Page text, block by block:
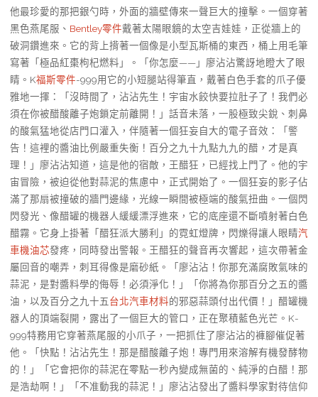
他最珍愛的那把銀勺時，外面的牆壁傳來一聲巨大的撞擊。一個穿著
黑色燕尾服、 Bentley零件戴著太陽眼鏡的太空吉娃娃，正從牆上的
破洞鑽進來。它的背上揹著一個像是小型瓦斯桶的東西，桶上用毛筆
寫著「極品紅棗枸杞燃料」。「你怎麼——」廖沾沾驚訝地瞪大了眼
睛。K福斯零件-999用它的小短腿站得筆直，戴著白色手套的爪子優
雅地一揮：「沒時間了，沾沾先生！宇宙水餃快要拉肚子了！我們必
須在你被醋酸離子炮鎖定前離開！」話音未落，一股極致尖銳、刺鼻
的酸氣猛地從店門口灌入，伴隨著一個狂妄自大的電子音效：「警
告！這裡的醬油比例嚴重失衡！百分之九十九點九九的醋，才是真
理！」廖沾沾知道，這是他的宿敵，王醋狂，已經找上門了。他的宇
宙冒險，被迫從他對蒜泥的焦慮中，正式開始了。一個狂妄的影子佔
滿了那扇被撞破的牆門邊緣，光線一瞬間被極端的酸氣扭曲。一個閃
閃發光、像醋罐的機器人緩緩漂浮進來，它的底座還不斷噴射著白色
醋霧。它身上掛著「醋狂派大勝利」的霓虹燈牌，閃爍得讓人眼睛汽
車機油芯發疼，同時發出警報。王醋狂的聲音再次響起，這次帶著金
屬回音的嘲弄，刺耳得像是磨砂紙。「廖沾沾！你那充滿腐敗氣味的
蒜泥，是對醬料學的侮辱！必須淨化！」「你將為你那百分之五的醬
油，以及百分之九十五台北汽車材料的邪惡蒜頭付出代價！」醋罐機
器人的頂端裂開，露出了一個巨大的管口，正在聚積藍色光芒。K-
999特務用它穿著燕尾服的小爪子，一把抓住了廖沾沾的褲腳催促著
他。「快點！沾沾先生！那是醋酸離子炮！專門用來溶解有機發酵物
的！」「它會把你的蒜泥在零點一秒內變成無菌的、純淨的白醋！那
是浩劫啊！」「不准動我的蒜泥！」廖沾沾發出了醬料學家對待信仰